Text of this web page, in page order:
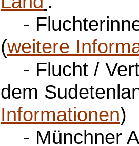
-
(weitere
- Flucht /
dem
Informationen)
- Münchner